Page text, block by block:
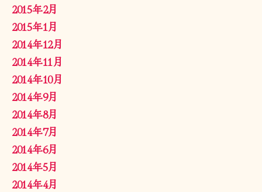
2015年2月
2015年1月
2014年12月
2014年11月
2014年10月
2014年9月
2014年8月
2014年7月
2014年6月
2014年5月
2014年4月